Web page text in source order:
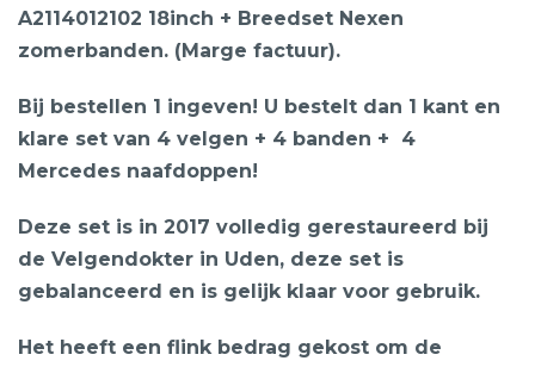
A2114012102 18inch + Breedset Nexen
zomerbanden. (Marge factuur).
Bij bestellen 1 ingeven! U bestelt dan 1 kant en
klare set van 4 velgen + 4 banden + 4
Mercedes naafdoppen!
Deze set is in 2017 volledig gerestaureerd bij
de Velgendokter in Uden, deze set is
gebalanceerd en is gelijk klaar voor gebruik.
Het heeft een flink bedrag gekost om de